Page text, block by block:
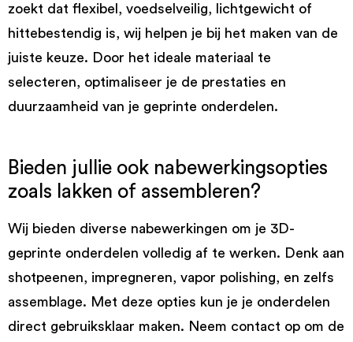
zoekt dat flexibel, voedselveilig, lichtgewicht of
hittebestendig is, wij helpen je bij het maken van de
juiste keuze. Door het ideale materiaal te
selecteren, optimaliseer je de prestaties en
duurzaamheid van je geprinte onderdelen.
Bieden jullie ook nabewerkingsopties
zoals lakken of assembleren?
Wij bieden diverse nabewerkingen om je 3D-
geprinte onderdelen volledig af te werken. Denk aan
shotpeenen, impregneren, vapor polishing, en zelfs
assemblage. Met deze opties kun je je onderdelen
direct gebruiksklaar maken. Neem contact op om de